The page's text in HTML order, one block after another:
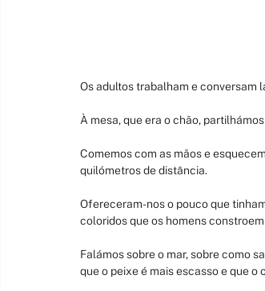
Os adultos trabalham e conversam
À mesa, que era o chão,
Comemos com as mãos e
quilómetros de distância.
Ofereceram-nos o pouco que
coloridos que os homens
Falámos sobre o mar, sobre como
que o peixe é mais escasso e que